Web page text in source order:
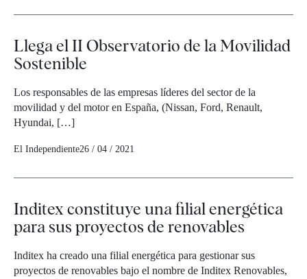
Llega el II Observatorio de la Movilidad
Sostenible
Los responsables de las empresas líderes del sector de la
movilidad y del motor en España, (Nissan, Ford, Renault,
Hyundai, […]
El Independiente26 / 04 / 2021
Inditex constituye una filial energética
para sus proyectos de renovables
Inditex ha creado una filial energética para gestionar sus
proyectos de renovables bajo el nombre de Inditex Renovables,